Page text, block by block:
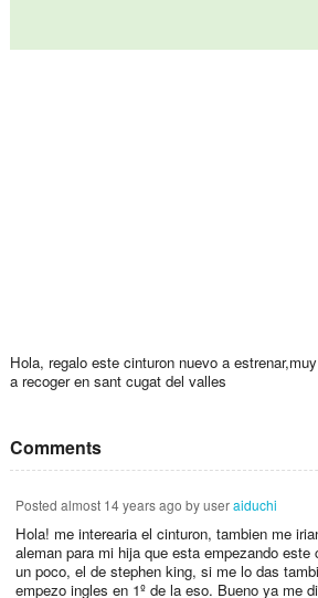
Hola, regalo este cinturon nuevo a
a recoger en sant cugat del valles
Comments
Posted almost 14 years ago by useraiduchi
Hola! me interearia el cinturon, tambien me
aleman para mi hija que esta empezando este
un poco, el de stephen king, si me lo das
empezo ingles en 1º de la eso. Bueno ya me